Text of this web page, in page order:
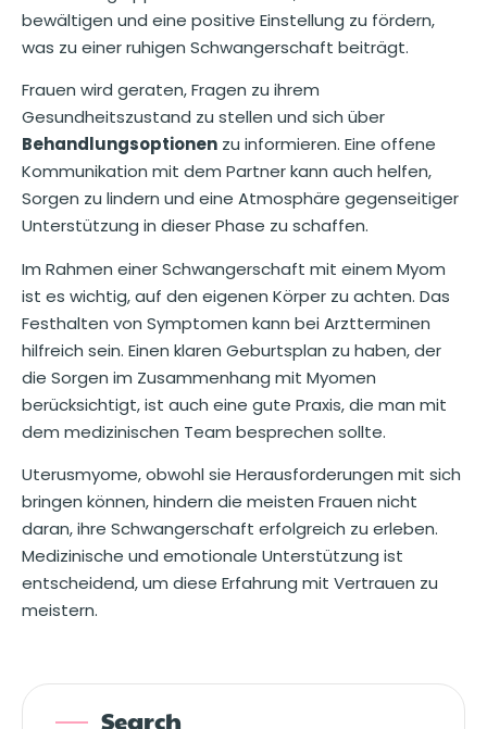
bewältigen und eine positive Einstellung zu fördern,
was zu einer ruhigen Schwangerschaft beiträgt.
Frauen wird geraten, Fragen zu ihrem
Gesundheitszustand zu stellen und sich über
Behandlungsoptionen zu informieren. Eine offene
Kommunikation mit dem Partner kann auch helfen,
Sorgen zu lindern und eine Atmosphäre gegenseitiger
Unterstützung in dieser Phase zu schaffen.
Im Rahmen einer Schwangerschaft mit einem Myom
ist es wichtig, auf den eigenen Körper zu achten. Das
Festhalten von Symptomen kann bei Arztterminen
hilfreich sein. Einen klaren Geburtsplan zu haben, der
die Sorgen im Zusammenhang mit Myomen
berücksichtigt, ist auch eine gute Praxis, die man mit
dem medizinischen Team besprechen sollte.
Uterusmyome, obwohl sie Herausforderungen mit sich
bringen können, hindern die meisten Frauen nicht
daran, ihre Schwangerschaft erfolgreich zu erleben.
Medizinische und emotionale Unterstützung ist
entscheidend, um diese Erfahrung mit Vertrauen zu
meistern.
Search